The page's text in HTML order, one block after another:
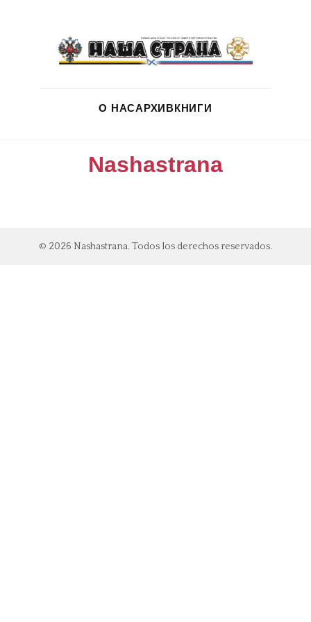
О НАСАРХИВКНИГИ
Nashastrana
© 2026 Nashastrana. Todos los derechos reservados.